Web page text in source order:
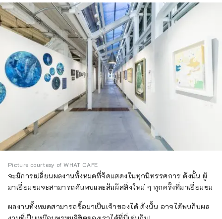
Picture courtesy of WHAT CAFE
จะมีการเปลี่ยนผลงานทั้งหมดที่จัดแสดงในทุกนิทรรศการ ดังนั้น ผู้
มาเยี่ยมชมจะสามารถค้นพบและสัมผัสสิ่งใหม่ ๆ ทุกครั้งที่มาเยี่ยมชม
ผลงานทั้งหมดสามารถซื้อมาเป็นเจ้าของได้ ดังนั้น อาจได้พบกับผล